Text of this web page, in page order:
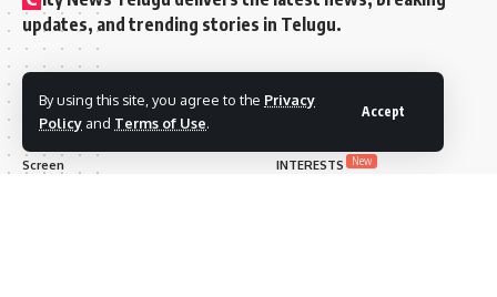
By using this site, you agree to the Privacy
Policy and Terms of Use.
Accept
updates, and trending stories in Telugu.
Quick Link
Stars
Screen INTERESTS New